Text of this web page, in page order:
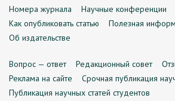
Номера журнала Научные конференции
Как опубликовать статью
Полезная
Об издательстве
Вопрос — ответ Редакционный совет
Реклама на сайте
Срочная публикация
Публикация научных статей студентов